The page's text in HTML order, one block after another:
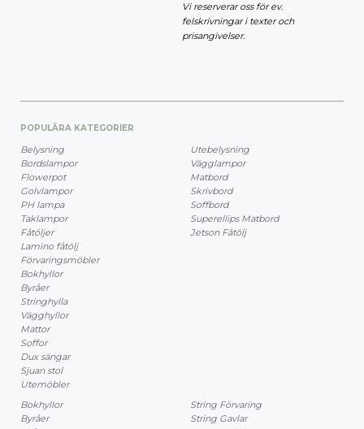
Vi reserverar oss för ev.
felskrivningar i texter och
prisangivelser.
POPULÄRA KATEGORIER
Belysning
Bordslampor
Flowerpot
Golvlampor
PH lampa
Taklampor
Fåtöljer
Lamino fåtölj
Förvaringsmöbler
Bokhyllor
Byråer
Stringhylla
Vägghyllor
Mattor
Soffor
Dux sängar
Sjuan stol
Utemöbler
Utebelysning
Vägglampor
Matbord
Skrivbord
Soffbord
Superellips Matbord
Jetson Fåtölj
Bokhyllor
Byråer
String Förvaring
String Gavlar